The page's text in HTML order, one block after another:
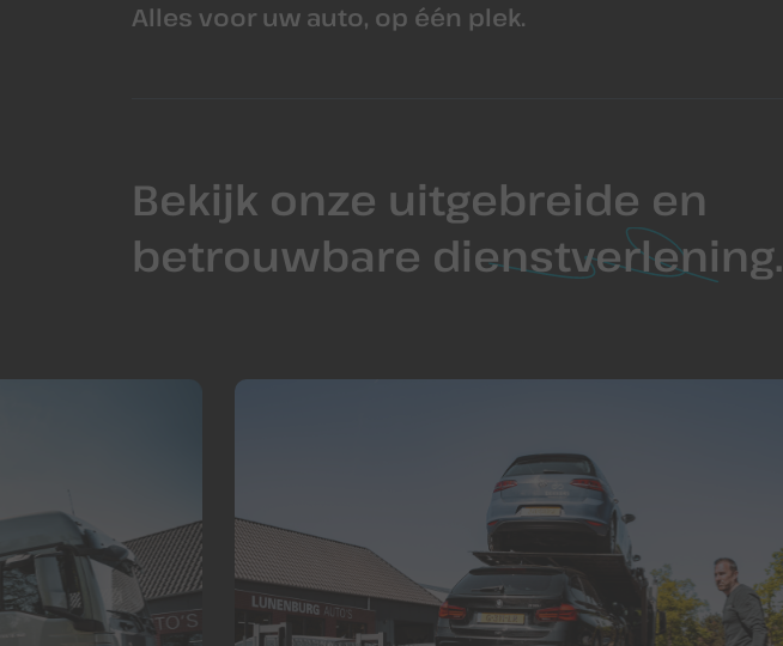
Alles voor uw auto, op één plek.
Bekijk onze uitgebreide en
betrouwbare dienstverlening.